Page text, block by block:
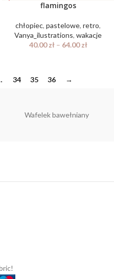
flamingos
chłopiec, pastelowe, retro,
Vanya_ilustrations, wakacje
40.00zł– 64.00zł
34 35 36 →
Wafelek bawełniany